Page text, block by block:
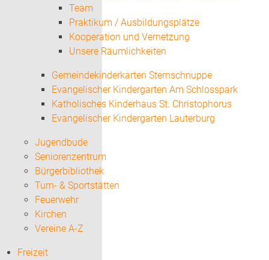
Team
Praktikum / Ausbildungsplätze
Kooperation und Vernetzung
Unsere Räumlichkeiten
Gemeindekinderkarten Sternschnuppe
Evangelischer Kindergarten Am Schlosspark
Katholisches Kinderhaus St. Christophorus
Evangelischer Kindergarten Lauterburg
Jugendbude
Seniorenzentrum
Bürgerbibliothek
Turn- & Sportstätten
Feuerwehr
Kirchen
Vereine A-Z
Freizeit